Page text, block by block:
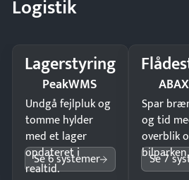
Logistik
Lagerstyring
PeakWMS
Undgå fejlpluk og
tomme hylder
med et lager
opdateret i
realtid.
Se 6 systemer
ABAX
Spar
og tid
overblik
bilparken.
Se 7